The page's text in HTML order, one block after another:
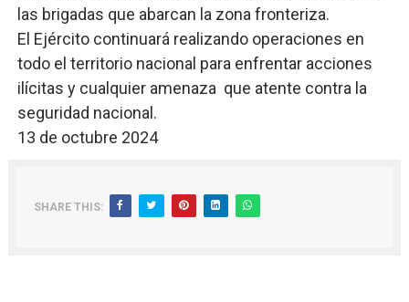
las brigadas que abarcan la zona fronteriza.
El Ejército continuará realizando operaciones en
todo el territorio nacional para enfrentar acciones
ilícitas y cualquier amenaza que atente contra la
seguridad nacional.
13 de octubre 2024
SHARE THIS: